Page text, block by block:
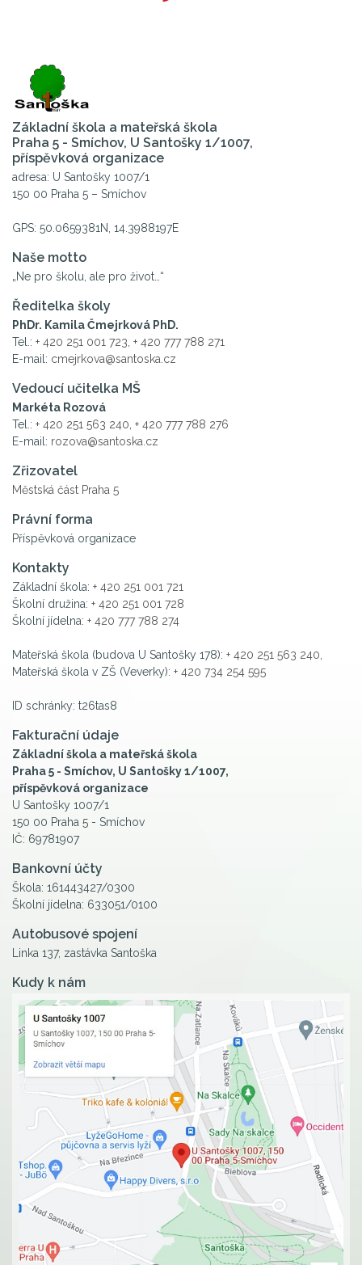
Základní škola a mateřská škola
Praha 5 - Smíchov, U Santošky 1/1007,
příspěvková organizace
adresa: U Santošky 1007/1
150 00 Praha 5 – Smíchov
GPS: 50.0659381N, 14.3988197E
Naše motto
„Ne pro školu, ale pro život…“
Ředitelka školy
PhDr. Kamila Čmejrková PhD.
Tel.: + 420 251 001 723 + 420 777 788 271
E-mail: cmejrkova@santoska.cz
Vedoucí učitelka MŠ
Markéta Rozová
Tel.: + 420 251 563 240 + 420 777 788 276
E-mail: rozova@santoska.cz
Zřizovatel
Městská část Praha 5
Právní forma
Příspěvková organizace
Kontakty
Základní škola: + 420 251 001 721
Školní družina: + 420 251 001 728
Školní jídelna: + 420 777 788 274
Mateřská škola (budova U Santošky 178): + 420 251 563 240
Mateřská škola v ZŠ (Veverky): + 420 734 254 595
ID schránky: t26tas8
Fakturační údaje
Základní škola a mateřská škola
Praha 5 - Smíchov, U Santošky 1/1007,
příspěvková organizace
U Santošky 1007/1
150 00 Praha 5 - Smíchov
IČ: 69781907
Bankovní účty
Škola: 161443427/0300
Školní jídelna: 633051/0100
Autobusové spojení
Linka 137, zastávka Santoška
Kudy k nám